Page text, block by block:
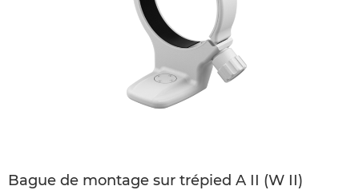
Bague de montage sur trépied A II (W II)